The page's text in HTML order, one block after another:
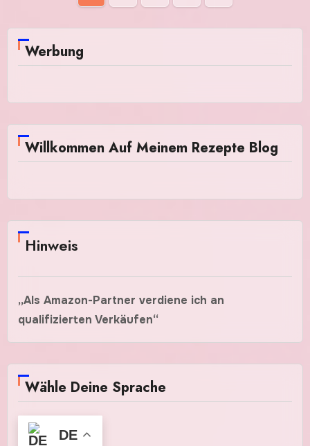
der
Beiträge
Werbung
Willkommen Auf Meinem Rezepte Blog
Hinweis
„Als Amazon-Partner verdiene ich an
qualifizierten Verkäufen“
Wähle Deine Sprache
DE